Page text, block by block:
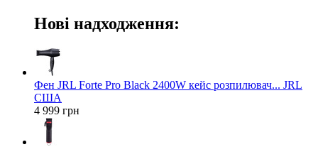
Нові надходження:
Фен JRL Forte Pro Black 2400W кейс розпилювач... JRL
США
4 999 грн